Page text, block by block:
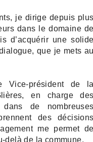
je dirige depuis
dans le domaine
d’acquérir une
que je mets
Vice-président de
en charge
de
des
me permet
delà de la commune.